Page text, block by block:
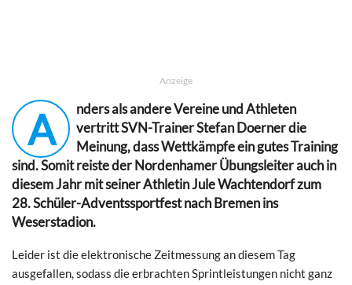
Anzeige
A
nders als andere Vereine und Athleten
vertritt SVN-Trainer Stefan Doerner die
Meinung, dass Wettkämpfe ein gutes Training
sind. Somit reiste der Nordenhamer Übungsleiter auch in
diesem Jahr mit seiner Athletin Jule Wachtendorf zum
28. Schüler-Adventssportfest nach Bremen ins
Weserstadion.
Leider ist die elektronische Zeitmessung an diesem Tag
ausgefallen, sodass die erbrachten Sprintleistungen nicht ganz